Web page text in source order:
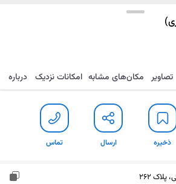
ذخیره ارسال تماس تصاویر مکان‌های مشابه امکانات نزدیک درباره
ذخیره ارسال تماس
262